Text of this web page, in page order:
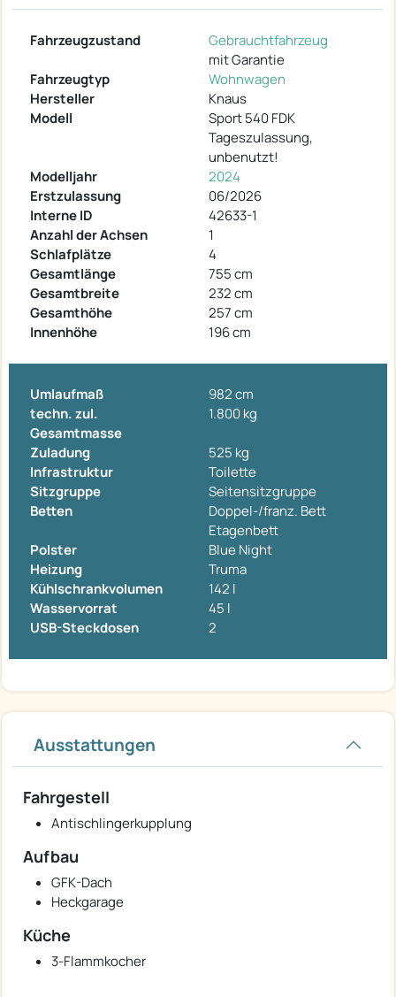
Fahrzeugzustand
Gebrauchtfahrzeug
mit Garantie
Fahrzeugtyp
Wohnwagen
Hersteller
Knaus
Modell
Sport 540 FDK
Tageszulassung,
unbenutzt!
Modelljahr
2024
Erstzulassung
06/2026
Interne ID
42633-1
Anzahl der Achsen
1
Schlafplätze
4
Gesamtlänge
755 cm
Gesamtbreite
232 cm
Gesamthöhe
257 cm
Innenhöhe
196 cm
Umlaufmaß
982 cm
techn. zul.
Gesamtmasse
1.800 kg
Zuladung
525 kg
Infrastruktur
Toilette
Sitzgruppe
Seitensitzgruppe
Betten
Doppel-/franz. Bett
Etagenbett
Polster
Blue Night
Heizung
Truma
Kühlschrankvolumen
142 l
Wasservorrat
45 l
USB-Steckdosen
2
Ausstattungen
Fahrgestell
Antischlingerkupplung
Aufbau
GFK-Dach
Heckgarage
Küche
3-Flammkocher